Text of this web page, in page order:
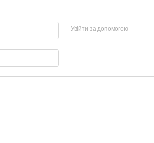
Увійти за допомогою